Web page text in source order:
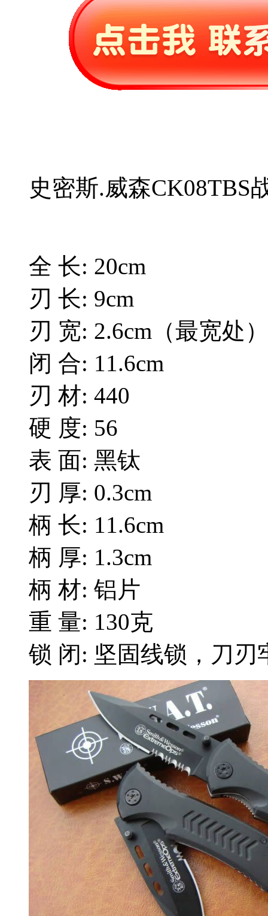
史密斯.威森CK08TBS
全 长: 20cm
刃 长: 9cm
刃 宽: 2.6cm（最宽处）
闭 合: 11.6cm
刃 材: 440
硬 度: 56
表 面: 黑钛
刃 厚: 0.3cm
柄 长: 11.6cm
柄 厚: 1.3cm
柄 材: 铝片
重 量: 130克
锁 闭: 坚固线锁，刀刃